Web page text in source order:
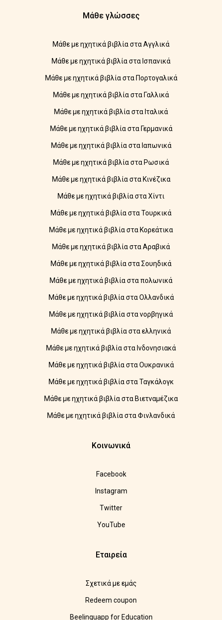
Μάθε γλώσσες
Μάθε με ηχητικά βιβλία στα Αγγλικά
Μάθε με ηχητικά βιβλία στα Ισπανικά
Μάθε με ηχητικά βιβλία στα Πορτογαλικά
Μάθε με ηχητικά βιβλία στα Γαλλικά
Μάθε με ηχητικά βιβλία στα Ιταλικά
Μάθε με ηχητικά βιβλία στα Γερμανικά
Μάθε με ηχητικά βιβλία στα Ιαπωνικά
Μάθε με ηχητικά βιβλία στα Ρωσικά
Μάθε με ηχητικά βιβλία στα Κινέζικα
Μάθε με ηχητικά βιβλία στα Χίντι
Μάθε με ηχητικά βιβλία στα Τουρκικά
Μάθε με ηχητικά βιβλία στα Κορεάτικα
Μάθε με ηχητικά βιβλία στα Αραβικά
Μάθε με ηχητικά βιβλία στα Σουηδικά
Μάθε με ηχητικά βιβλία στα πολωνικά
Μάθε με ηχητικά βιβλία στα Ολλανδικά
Μάθε με ηχητικά βιβλία στα νορβηγικά
Μάθε με ηχητικά βιβλία στα ελληνικά
Μάθε με ηχητικά βιβλία στα Ινδονησιακά
Μάθε με ηχητικά βιβλία στα Ουκρανικά
Μάθε με ηχητικά βιβλία στα Ταγκάλογκ
Μάθε με ηχητικά βιβλία στα Βιετναμέζικα
Μάθε με ηχητικά βιβλία στα Φινλανδικά
Κοινωνικά
Facebook
Instagram
Twitter
YouTube
Εταιρεία
Σχετικά με εμάς
Redeem coupon
Beelinguapp for Education